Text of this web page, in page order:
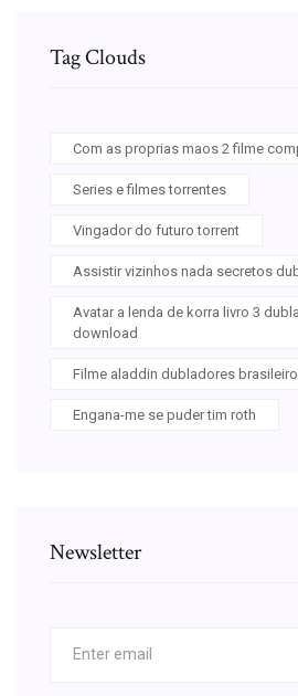
Tag Clouds
Com as proprias maos 2 filme
Series e filmes torrentes
Vingador do futuro torrent
Assistir vizinhos nada secretos
Avatar a lenda de korra livro 3
download
Filme aladdin dubladores
Engana-me se puder tim roth
Newsletter